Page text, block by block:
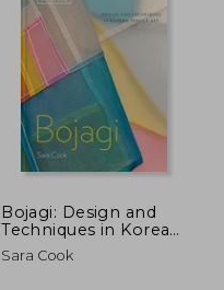
50%
dcto.
Bojagi: Design and
Techniques in Korean
Textile art (en Inglés)
Sara Cook